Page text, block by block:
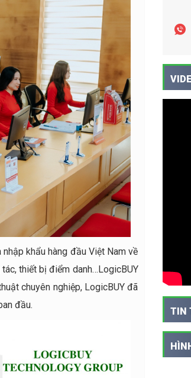
khẩu hàng đầu Việt Nam về
thiết bị điểm danh…LogicBUY
chuyên nghiệp, LogicBUY đã
đầu.
TIN